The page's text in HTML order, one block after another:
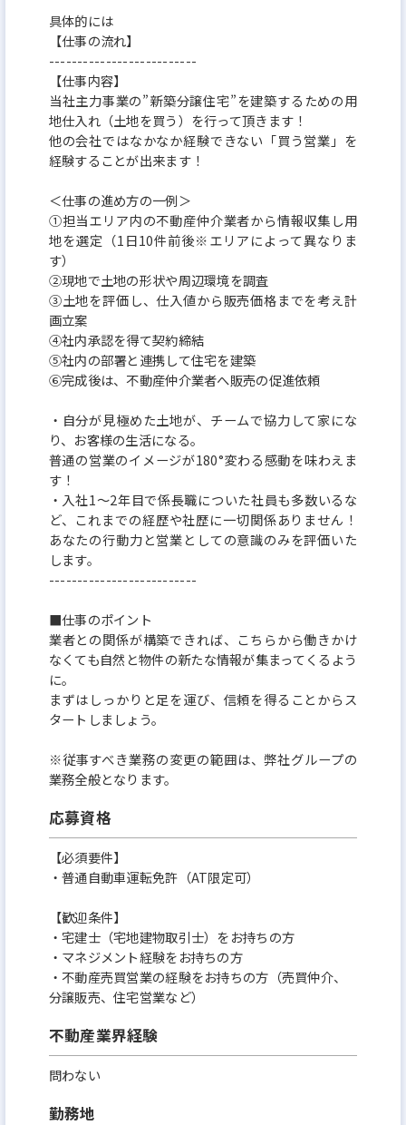
具体的には
【仕事の流れ】
--------------------------
【仕事内容】
当社主力事業の”新築分譲住宅”を建築するための用
地仕入れ（土地を買う）を行って頂きます！
他の会社ではなかなか経験できない「買う営業」を
経験することが出来ます！
＜仕事の進め方の一例＞
①担当エリア内の不動産仲介業者から情報収集し用
地を選定（1日10件前後※エリアによって異なりま
す）
②現地で土地の形状や周辺環境を調査
③土地を評価し、仕入値から販売価格までを考え計
画立案
④社内承認を得て契約締結
⑤社内の部署と連携して住宅を建築
⑥完成後は、不動産仲介業者へ販売の促進依頼
・自分が見極めた土地が、チームで協力して家にな
り、お客様の生活になる。
普通の営業のイメージが180°変わる感動を味わえま
す！
・入社1～2年目で係長職についた社員も多数いるな
ど、これまでの経歴や社歴に一切関係ありません！
あなたの行動力と営業としての意識のみを評価いた
します。
--------------------------
■仕事のポイント
業者との関係が構築できれば、こちらから働きかけ
なくても自然と物件の新たな情報が集まってくるよう
に。
まずはしっかりと足を運び、信頼を得ることからス
タートしましょう。
※従事すべき業務の変更の範囲は、弊社グループの
業務全般となります。
応募資格
【必須要件】
・普通自動車運転免許（AT限定可）
【歓迎条件】
・宅建士（宅地建物取引士）をお持ちの方
・マネジメント経験をお持ちの方
・不動産売買営業の経験をお持ちの方（売買仲介、
分譲販売、住宅営業など）
不動産業界経験
問わない
勤務地